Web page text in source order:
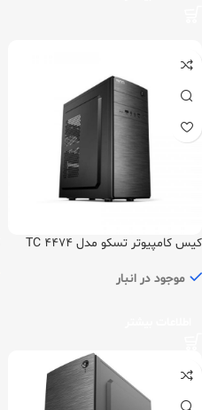
کیس کامپیوتر تسکو مدل TC 4474
موجود در انبار